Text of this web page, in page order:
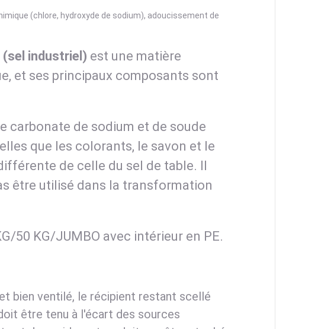
(chlore, hydroxyde de sodium), adoucissement de
(sel industriel) est une matière
et ses principaux composants sont
carbonate de sodium et de soude
que les colorants, le savon et le
de celle du sel de table. Il
être utilisé dans la transformation
50 KG/JUMBO avec intérieur en PE.
bien ventilé, le récipient restant scellé
être tenu à l'écart des sources